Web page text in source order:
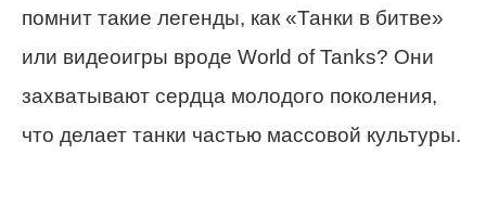
помнит такие легенды, как «Танки в битве»
или видеоигры вроде World of Tanks? Они
захватывают сердца молодого поколения,
что делает танки частью массовой культуры.